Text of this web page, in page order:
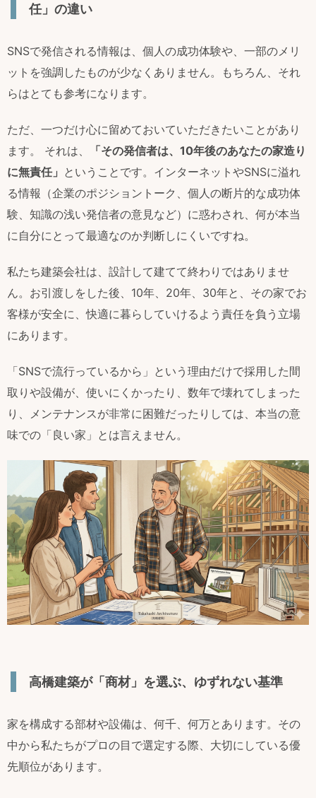
任」の違い
SNSで発信される情報は、個人の成功体験や、一部のメリ
ットを強調したものが少なくありません。もちろん、それ
らはとても参考になります。
ただ、一つだけ心に留めておいていただきたいことがあり
ます。 それは、
「その発信者は、10年後のあなたの家造り
に無責任」 ということです。インターネットやSNSに溢れ
る情報（企業のポジショントーク、個人の断片的な成功体
験、知識の浅い発信者の意見など）に惑わされ、何が本当
に自分にとって最適なのか判断しにくいですね。
私たち建築会社は、設計して建てて終わりではありませ
ん。お引渡しをした後、10年、20年、30年と、その家でお
客様が安全に、快適に暮らしていけるよう責任を負う立場
にあります。
「SNSで流行っているから」という理由だけで採用した間
取りや設備が、使いにくかったり、数年で壊れてしまった
り、メンテナンスが非常に困難だったりしては、本当の意
味での「良い家」とは言えません。
高橋建築が「商材」を選ぶ、ゆずれない基準
家を構成する部材や設備は、何千、何万とあります。その
中から私たちがプロの目で選定する際、大切にしている優
先順位があります。